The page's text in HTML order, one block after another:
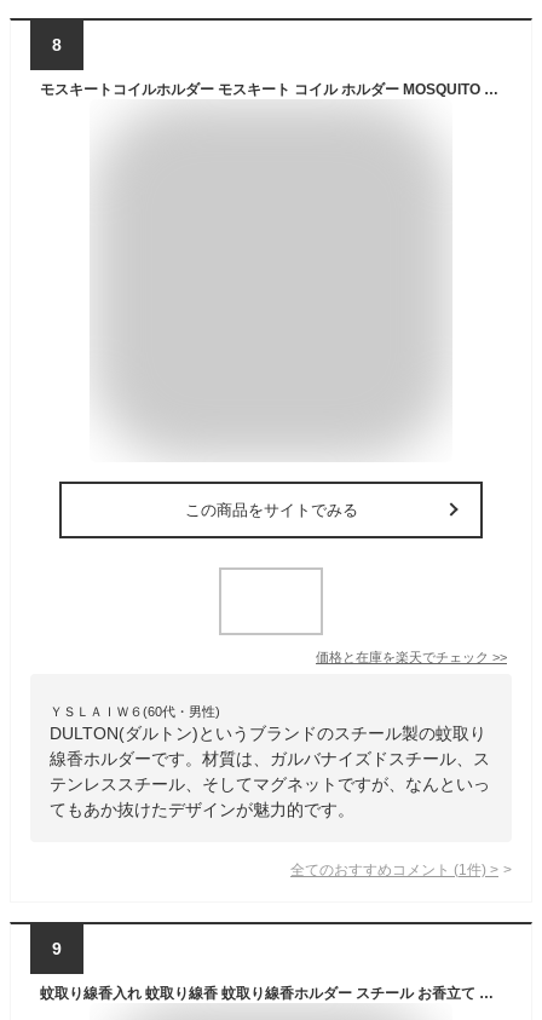
8
モスキートコイルホルダー モスキート コイル ホルダー MOSQUITO COIL HOLDER ダルトン DULTON H21-0307 蚊取り線香ホルダー 蚊取り線香入れ 蚊遣り モスキート アウトドア キャンプ コンパクト スチール デザイン
この商品をサイトでみる
価格と在庫を楽天でチェック >>
ＹＳＬＡＩＷ６(60代・男性)
DULTON(ダルトン)というブランドのスチール製の蚊取り
線香ホルダーです。材質は、ガルバナイズドスチール、ス
テンレススチール、そしてマグネットですが、なんといっ
てもあか抜けたデザインが魅力的です。
全てのおすすめコメント (1 件) >
9
蚊取り線香入れ 蚊取り線香 蚊取り線香ホルダー スチール お香立て 香炉 ブラック フタ付き 蓋 フタ ふた 付き 四角 スクエア 幾何学模様 かっこいい キャンドルホルダー 蚊やり かやり ホルダー 入れ ケース オブジェ おしゃれ 北欧 雑貨 インテリア 西海岸 [67118]